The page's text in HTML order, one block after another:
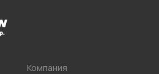
Компания